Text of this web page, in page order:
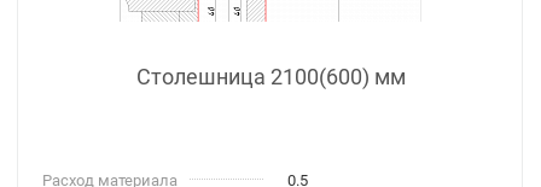
Столешница 2100(600) мм
Расход материала
0.5